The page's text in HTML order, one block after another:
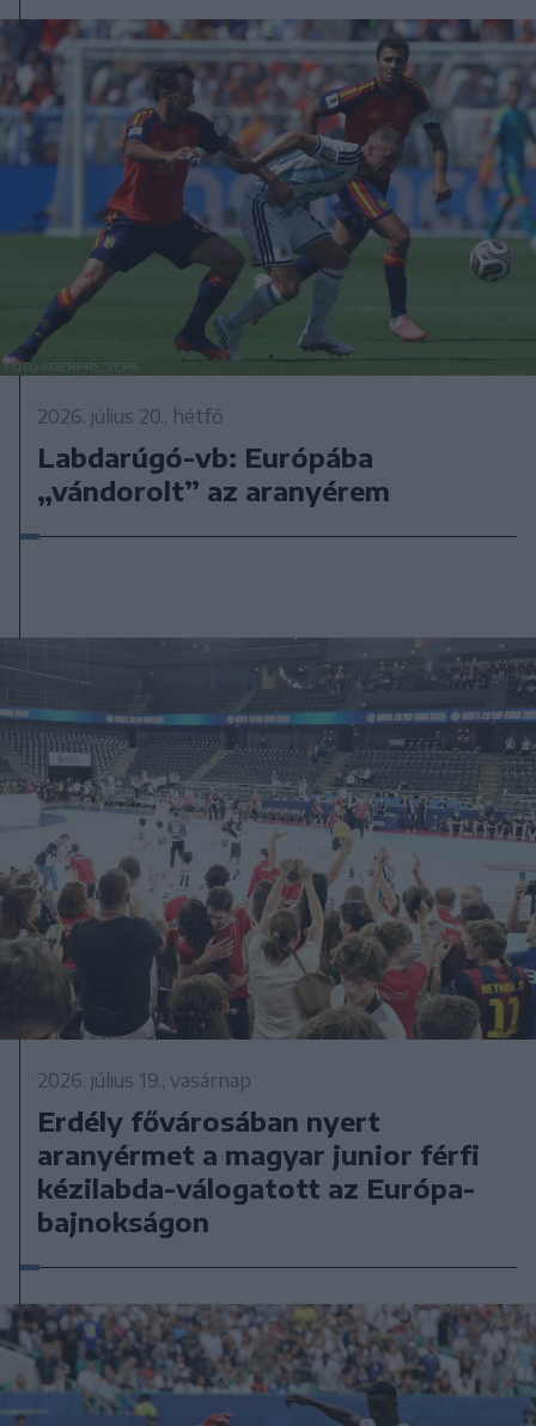
2026. július 20., hétfő
Labdarúgó-vb: Európába
„vándorolt” az aranyérem
2026. július 19., vasárnap
Erdély fővárosában nyert
aranyérmet a magyar junior férfi
kézilabda-válogatott az Európa-
bajnokságon